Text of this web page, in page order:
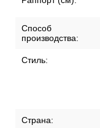
Способ
производства:
Стиль:
Страна: